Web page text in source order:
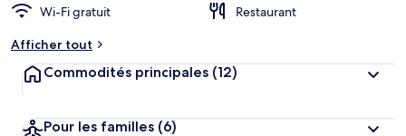
Wi-Fi gratuit
Restaurant
Afficher tout
Commodités principales (12)
Pour les familles (6)